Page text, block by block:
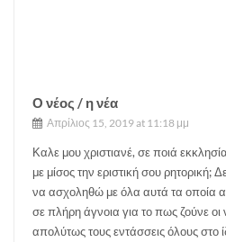
Ο νέος / η νέα
Απρίλιος 15, 2019 at 11:18 μμ
Καλε μου χριστιανέ, σε ποιά
με μίσος την εριστική σου
να ασχοληθώ με όλα αυτά τα οποία
σε πλήρη άγνοια για το πως ζούνε οι
απολύτως τους εντάσσεις όλους στο